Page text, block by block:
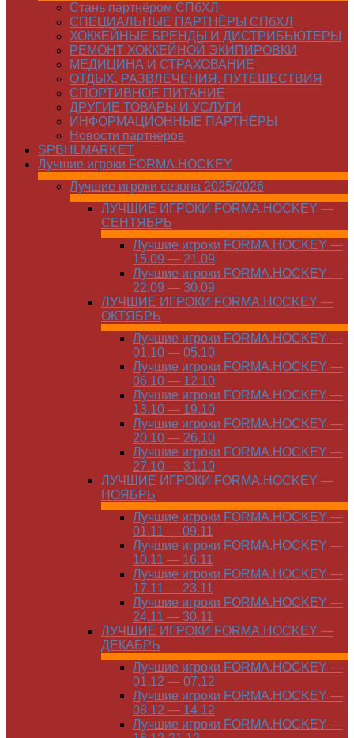
Стань партнёром СПбХЛ
СПЕЦИАЛЬНЫЕ ПАРТНЁРЫ СПбХЛ
ХОККЕЙНЫЕ БРЕНДЫ И ДИСТРИБЬЮТЕРЫ
РЕМОНТ ХОККЕЙНОЙ ЭКИПИРОВКИ
МЕДИЦИНА И СТРАХОВАНИЕ
ОТДЫХ, РАЗВЛЕЧЕНИЯ, ПУТЕШЕСТВИЯ
СПОРТИВНОЕ ПИТАНИЕ
ДРУГИЕ ТОВАРЫ И УСЛУГИ
ИНФОРМАЦИОННЫЕ ПАРТНЁРЫ
Новости партнеров
SPBHLMARKET
Лучшие игроки FORMA.HOCKEY
Лучшие игроки сезона 2025/2026
ЛУЧШИЕ ИГРОКИ FORMA.HOCKEY —
СЕНТЯБРЬ
Лучшие игроки FORMA.HOCKEY —
15.09 — 21.09
Лучшие игроки FORMA.HOCKEY —
22.09 — 30.09
ЛУЧШИЕ ИГРОКИ FORMA.HOCKEY —
ОКТЯБРЬ
Лучшие игроки FORMA.HOCKEY —
01.10 — 05.10
Лучшие игроки FORMA.HOCKEY —
06.10 — 12.10
Лучшие игроки FORMA.HOCKEY —
13.10 — 19.10
Лучшие игроки FORMA.HOCKEY —
20.10 — 26.10
Лучшие игроки FORMA.HOCKEY —
27.10 — 31.10
ЛУЧШИЕ ИГРОКИ FORMA.HOCKEY —
НОЯБРЬ
Лучшие игроки FORMA.HOCKEY —
01.11 — 09.11
Лучшие игроки FORMA.HOCKEY —
10.11 — 16.11
Лучшие игроки FORMA.HOCKEY —
17.11 — 23.11
Лучшие игроки FORMA.HOCKEY —
24.11 — 30.11
ЛУЧШИЕ ИГРОКИ FORMA.HOCKEY —
ДЕКАБРЬ
Лучшие игроки FORMA.HOCKEY —
01.12 — 07.12
Лучшие игроки FORMA.HOCKEY —
08.12 — 14.12
Лучшие игроки FORMA.HOCKEY —